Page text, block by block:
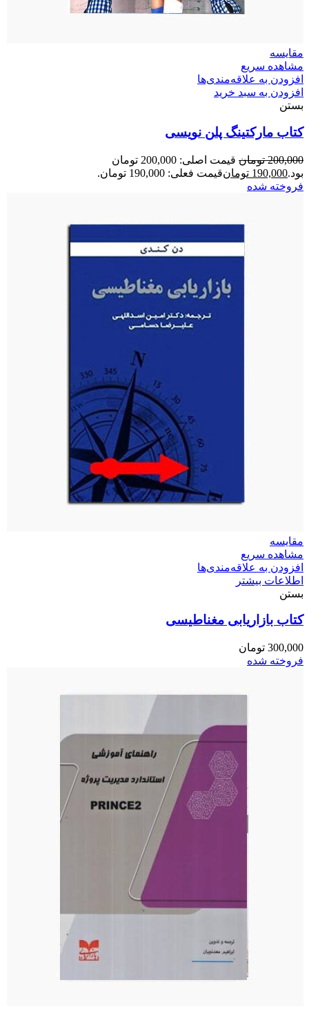
مقایسه
مشاهده سریع
افزودن به علاقه‌مندی‌ها
افزودن به سبد خرید
بستن
کتاب مارکتینگ پلن نویسی
200,000 تومان
قیمت اصلی: 200,000 تومان
بود.190,000 تومانقیمت فعلی: 190,000 تومان.
فروخته شده
مقایسه
مشاهده سریع
افزودن به علاقه‌مندی‌ها
اطلاعات بیشتر
بستن
کتاب بازاریابی مغناطیسی
300,000 تومان
فروخته شده